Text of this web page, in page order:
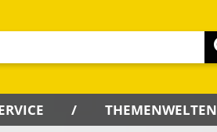
THEMENWELTEN